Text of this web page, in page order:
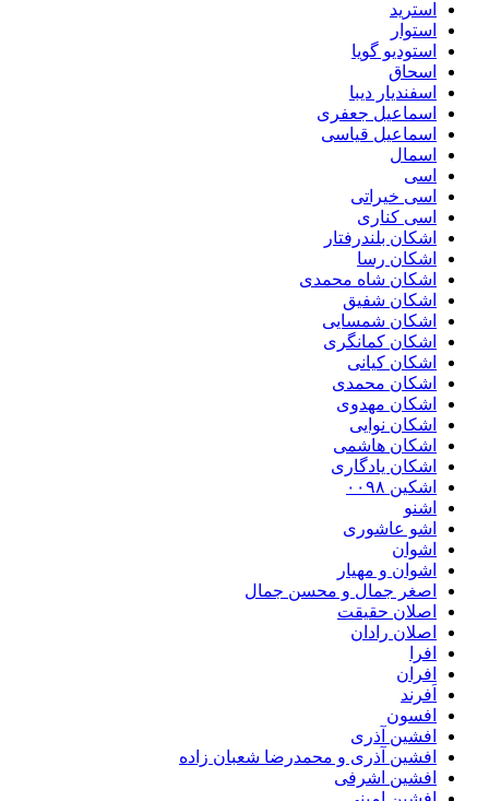
استرید
استوار
استودیو گویا
اسحاق
اسفندیار دیبا
اسماعیل جعفری
اسماعیل قیاسی
اسمال
اسی
اسی خیراتی
اسی کناری
اشکان بلندرفتار
اشکان رسا
اشکان شاه محمدی
اشکان شفیق
اشکان شمسایی
اشکان‌ کمانگری
اشکان کیانی
اشکان محمدی
اشکان مهدوی
اشکان نوایی
اشکان هاشمی
اشکان یادگاری
اشکین ۰۰۹۸
اشنو
اشو عاشوری
اشوان
اشوان و مهیار
اصغر جمال و محسن جمال
اصلان حقیقت
اصلان رادان
افرا
افران
اَفرند
افسون
افشین آذری
افشین آذری و محمدرضا شعبان زاده
افشین اشرفی